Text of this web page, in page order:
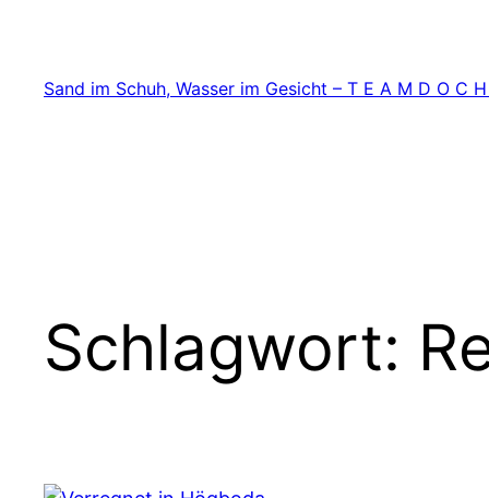
springen
Sand im Schuh, Wasser im Gesicht – T E A M D O C
Schlagwort: